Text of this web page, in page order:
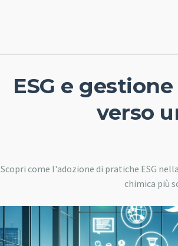
ESG e
verso
Scopri come l'adozione di pratiche ESG
chimica più